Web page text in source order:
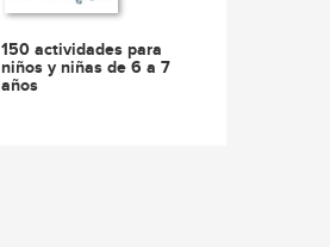
150 actividades para
niños y niñas de 6 a 7
años